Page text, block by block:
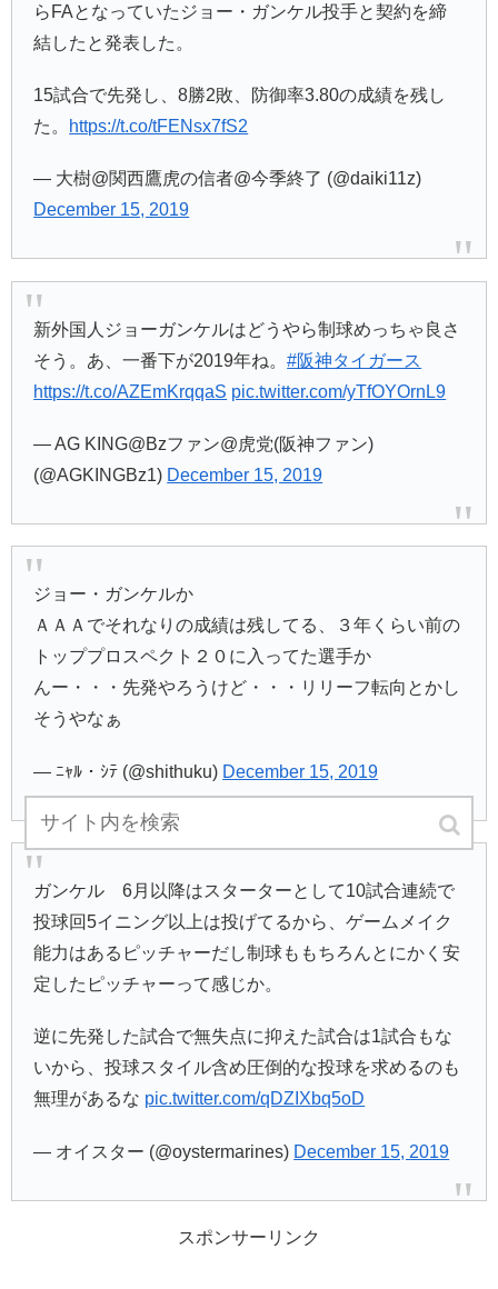
らFAとなっていたジョー・ガンケル投手と契約を締
結したと発表した。
15試合で先発し、8勝2敗、防御率3.80の成績を残し
た。
https://t.co/tFENsx7fS2
— 大樹@関西鷹虎の信者@今季終了 (@daiki11z)
December 15, 2019
新外国人ジョーガンケルはどうやら制球めっちゃ良さ
そう。あ、一番下が2019年ね。#阪神タイガース
https://t.co/AZEmKrqqaS pic.twitter.com/yTfOYOrnL9
— AG KING@Bzファン@虎党(阪神ファン)
(@AGKINGBz1) December 15, 2019
ジョー・ガンケルか
ＡＡＡでそれなりの成績は残してる、３年くらい前の
トッププロスペクト２０に入ってた選手か
んー・・・先発やろうけど・・・リリーフ転向とかし
そうやなぁ
— ﾆｬﾙ・ｼﾃ (@shithuku) December 15, 2019
ガンケル 6月以降はスターターとして10試合連続で
投球回5イニング以上は投げてるから、ゲームメイク
能力はあるピッチャーだし制球ももちろんとにかく安
定したピッチャーって感じか。
逆に先発した試合で無失点に抑えた試合は1試合もな
いから、投球スタイル含め圧倒的な投球を求めるのも
無理があるな pic.twitter.com/qDZIXbq5oD
— オイスター (@oystermarines) December 15, 2019
スポンサーリンク